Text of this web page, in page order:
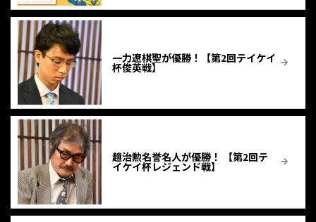
一力遼棋聖が優勝！【第2回テイケイ
杯俊英戦】
趙治勲名誉名人が優勝！ 【第2回テ
イケイ杯レジェンド戦】